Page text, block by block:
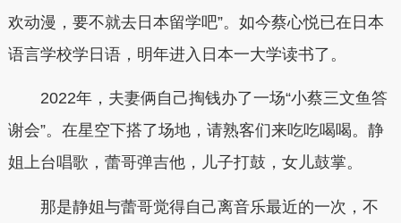
欢动漫，要不就去日本留学吧”。如今蔡心悦已在日本
语言学校学日语，明年进入日本一大学读书了。
2022年，夫妻俩自己掏钱办了一场“小蔡三文鱼答
谢会”。在星空下搭了场地，请熟客们来吃吃喝喝。静
姐上台唱歌，蕾哥弹吉他，儿子打鼓，女儿鼓掌。
那是静姐与蕾哥觉得自己离音乐最近的一次，不